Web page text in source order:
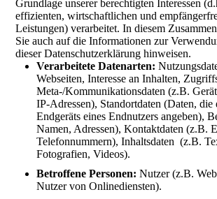
Grundlage unserer berechtigten Interessen
effizienten, wirtschaftlichen und
Leistungen) verarbeitet. In diesem
Sie auch auf die Informationen zur
dieser Datenschutzerklärung hinweisen.
Verarbeitete Datenarten:
Webseiten, Interesse an Inhalten,
Meta-/Kommunikationsdaten (z.B.
IP-Adressen), Standortdaten (Daten, die
Endgeräts eines Endnutzers angeben),
Namen, Adressen), Kontaktdaten (z.B.
Telefonnummern), Inhaltsdaten (z.B.
Fotografien, Videos).
Betroffene Personen: Nutzer (z.B.
Nutzer von Onlinediensten).